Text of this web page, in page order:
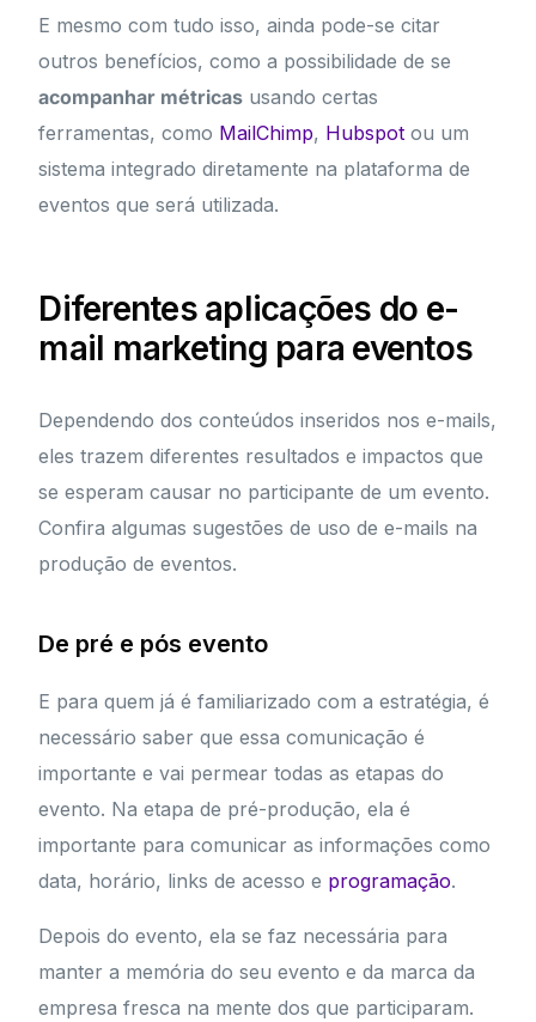
E mesmo com tudo isso, ainda pode-se citar
outros benefícios, como a possibilidade de se
acompanhar métricas usando certas
ferramentas, como MailChimp, Hubspot ou um
sistema integrado diretamente na plataforma de
eventos que será utilizada.
Diferentes aplicações do e-
mail marketing para eventos
Dependendo dos conteúdos inseridos nos e-mails,
eles trazem diferentes resultados e impactos que
se esperam causar no participante de um evento.
Confira algumas sugestões de uso de e-mails na
produção de eventos.
De pré e pós evento
E para quem já é familiarizado com a estratégia, é
necessário saber que essa comunicação é
importante e vai permear todas as etapas do
evento. Na etapa de pré-produção, ela é
importante para comunicar as informações como
data, horário, links de acesso e programação.
Depois do evento, ela se faz necessária para
manter a memória do seu evento e da marca da
empresa fresca na mente dos que participaram.